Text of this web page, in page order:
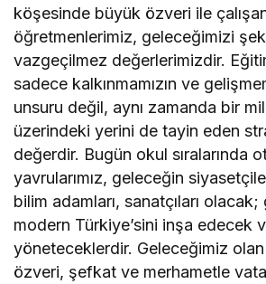
köşesinde büyük özveri ile
öğretmenlerimiz, geleceğimizi
vazgeçilmez değerlerimizdir.
sadece kalkınmamızın ve
unsuru değil, aynı zamanda bir
üzerindeki yerini de tayin eden
değerdir. Bugün okul sıralarında
yavrularımız, geleceğin
bilim adamları, sanatçıları
modern Türkiye’sini inşa edecek
yöneteceklerdir. Geleceğimiz olan
özveri, şefkat ve merhametle